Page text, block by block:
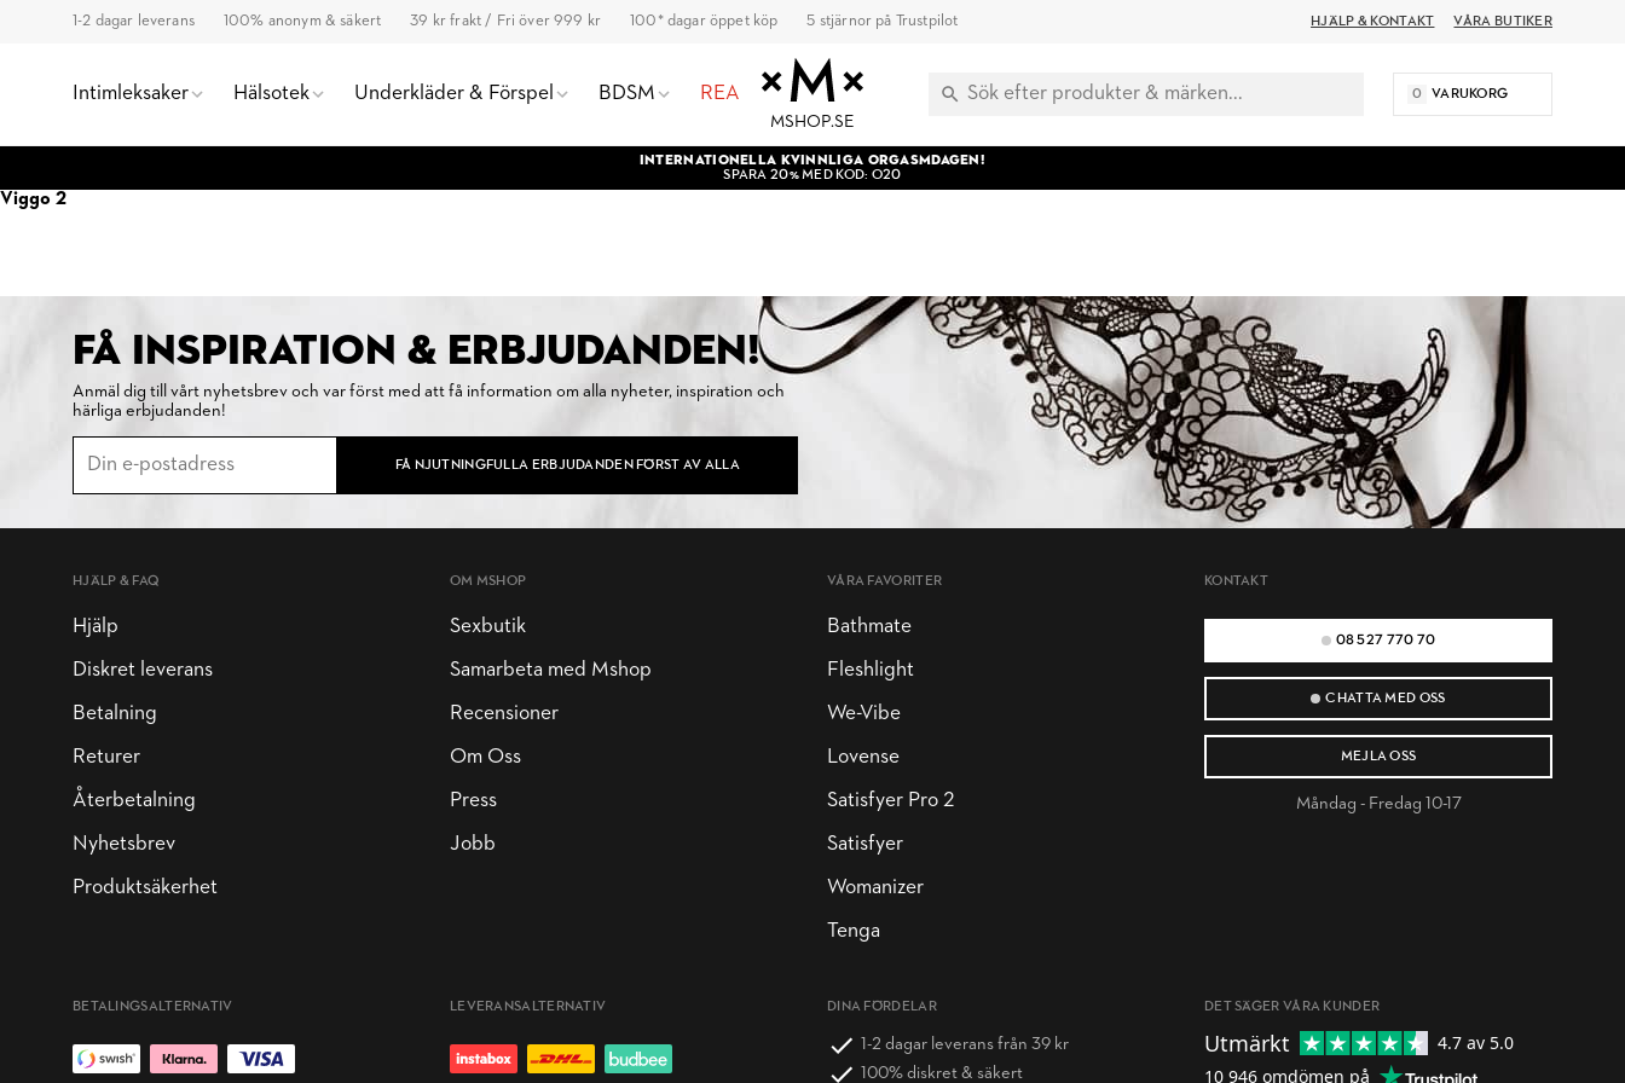
1-2 dagar leverans 100% anonym & säkert 39 kr frakt / Fri över 999 kr 100* dagar öppet köp 5 stjärnor på Trustpilot HJÄLP & KONTAKT VÅRA BUTIKER
Intimleksaker Hälsotek Underkläder & Förspel BDSM REA
MSHOP.SE
0 VARUKORG
INTERNATIONELLA KVINNLIGA ORGASMDAGEN!
SPARA 20% MED KOD: O20
Viggo 2
FÅ INSPIRATION & ERBJUDANDEN!
Anmäl dig till vårt nyhetsbrev och var först med att få information om alla nyheter, inspiration och
härliga erbjudanden!
FÅ NJUTNINGFULLA ERBJUDANDEN FÖRST AV ALLA
KONTAKT
08 527 770 70
CHATTA MED OSS
MEJLA OSS
Måndag - Fredag 10-17
HJÄLP & FAQ
Hjälp
Diskret leverans
Betalning
Returer
Återbetalning
Nyhetsbrev
Produktsäkerhet
OM MSHOP
Sexbutik
Samarbeta med Mshop
Recensioner
Om Oss
Press
Jobb
VÅRA FAVORITER
Bathmate
Fleshlight
We-Vibe
Lovense
Satisfyer Pro 2
Satisfyer
Womanizer
Tenga
DINA FÖRDELAR
1-2 dagar leverans från 39 kr
100% diskret & säkert
BETALINGSALTERNATIV LEVERANSALTERNATIV DET SÄGER VÅRA KUNDER
Utmärkt 4.7 av 5.0
10 946 omdömen på